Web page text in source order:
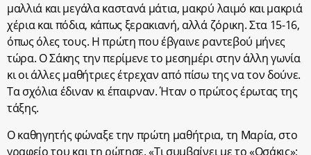
μαλλιά και μεγάλα καστανά μάτια, μακρύ λαιμό και μακριά
χέρια και πόδια, κάπως ξερακιανή, αλλά ζόρικη. Στα 15-16,
όπως όλες τους. Η πρώτη που έβγαινε ραντεβού μήνες
τώρα. Ο Σάκης την περίμενε το μεσημέρι στην άλλη γωνία
κι οι άλλες μαθήτριες έτρεχαν από πίσω της να τον δούνε.
Τα σχόλια έδιναν κι έπαιρναν. Ήταν ο πρώτος έρωτας της
τάξης.
Ο καθηγητής φώναξε την πρώτη μαθήτρια, τη Μαρία, στο
γραφείο του και τη ρώτησε. «Τι συμβαίνει με το «Οσάκις»;